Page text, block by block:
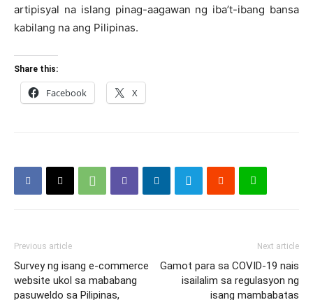
artipisyal na islang pinag-aagawan ng iba’t-ibang bansa
kabilang na ang Pilipinas.
Share this:
Facebook X
Previous article
Survey ng isang e-commerce
website ukol sa mababang
pasuweldo sa Pilipinas,
Next article
Gamot para sa COVID-19 nais
isailalim sa regulasyon ng
isang mambabatas